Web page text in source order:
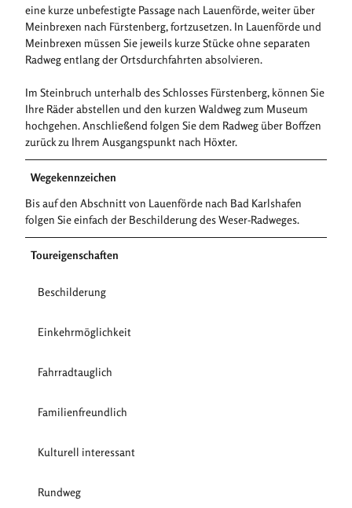
eine kurze unbefestigte Passage nach Lauenförde, weiter über
Meinbrexen nach Fürstenberg, fortzusetzen. In Lauenförde und
Meinbrexen müssen Sie jeweils kurze Stücke ohne separaten
Radweg entlang der Ortsdurchfahrten absolvieren.
Im Steinbruch unterhalb des Schlosses Fürstenberg, können Sie
Ihre Räder abstellen und den kurzen Waldweg zum Museum
hochgehen. Anschließend folgen Sie dem Radweg über Boffzen
zurück zu Ihrem Ausgangspunkt nach Höxter.
Wegekennzeichen
Bis auf den Abschnitt von Lauenförde nach Bad Karlshafen
folgen Sie einfach der Beschilderung des Weser-Radweges.
Toureigenschaften
Beschilderung
Einkehrmöglichkeit
Fahrradtauglich
Familienfreundlich
Kulturell interessant
Rundweg